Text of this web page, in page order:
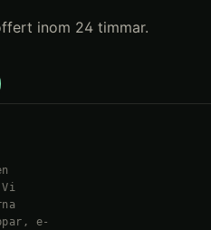
inom 24 timmar.
e-